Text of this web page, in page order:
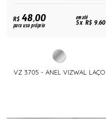
R$48,00
para uso próprio
em até
5x R$ 9,60
VZ 3705 - ANEL VIZWAL LAÇO